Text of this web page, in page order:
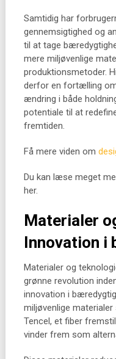
Samtidig har
gennemsigtighed og
til at tage
mere miljøvenlige
produktionsmetoder.
derfor en fortælling
ændring i både
potentiale til at
fremtiden.
Få mere viden om
Du kan læse meget
her.
Materialer
Innovation i
Materialer og
grønne revolution
innovation i
miljøvenlige
Tencel, et fiber
vinder frem som